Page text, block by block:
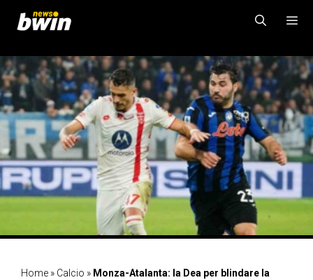
contenuto
MENU
Home » Calcio » Monza-Atalanta: la Dea per blindare la